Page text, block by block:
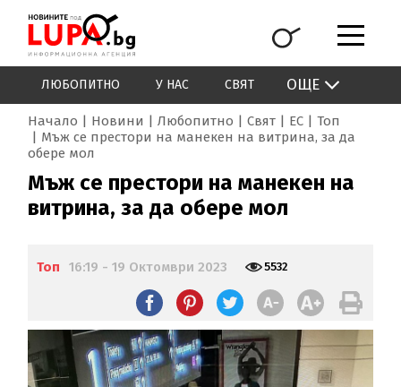
ЛЮБОПИТНО У НАС СВЯТ ОЩЕ
Начало Новини Любопитно Свят ЕС
Топ
Мъж се престори на манекен на витрина, за да
обере мол
Мъж се престори на манекен на
витрина, за да обере мол
Топ 16:19 - 19 Октомври 2023 5532